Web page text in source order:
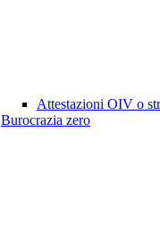
Attestazioni OIV o
Burocrazia zero